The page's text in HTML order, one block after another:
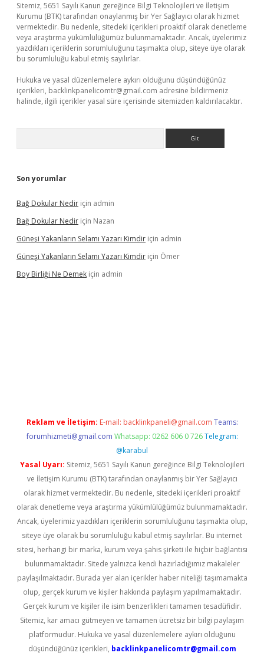
Sitemiz, 5651 Sayılı Kanun gereğince Bilgi Teknolojileri ve İletişim
Kurumu (BTK) tarafından onaylanmış bir Yer Sağlayıcı olarak hizmet
vermektedir. Bu nedenle, sitedeki içerikleri proaktif olarak denetleme
veya araştırma yükümlülüğümüz bulunmamaktadır. Ancak, üyelerimiz
yazdıkları içeriklerin sorumluluğunu taşımakta olup, siteye üye olarak
bu sorumluluğu kabul etmiş sayılırlar.
Hukuka ve yasal düzenlemelere aykırı olduğunu düşündüğünüz
içerikleri, backlinkpanelicomtr@gmail.com adresine bildirmeniz
halinde, ilgili içerikler yasal süre içerisinde sitemizden kaldırılacaktır.
Son yorumlar
Bağ Dokular Nedir için admin
Bağ Dokular Nedir için Nazan
Güneşi Yakanların Selamı Yazarı Kimdir için admin
Güneşi Yakanların Selamı Yazarı Kimdir için Ömer
Boy Birliği Ne Demek için admin
Reklam ve İletişim: E-mail: backlinkpaneli@gmail.com Teams:
forumhizmeti@gmail.com Whatsapp: 0262 606 0 726 Telegram:
@karabul
Yasal Uyarı: Sitemiz, 5651 Sayılı Kanun gereğince Bilgi Teknolojileri
ve İletişim Kurumu (BTK) tarafından onaylanmış bir Yer Sağlayıcı
olarak hizmet vermektedir. Bu nedenle, sitedeki içerikleri proaktif
olarak denetleme veya araştırma yükümlülüğümüz bulunmamaktadır.
Ancak, üyelerimiz yazdıkları içeriklerin sorumluluğunu taşımakta olup,
siteye üye olarak bu sorumluluğu kabul etmiş sayılırlar. Bu internet
sitesi, herhangi bir marka, kurum veya şahıs şirketi ile hiçbir bağlantısı
bulunmamaktadır. Sitede yalnızca kendi hazırladığımız makaleler
paylaşılmaktadır. Burada yer alan içerikler haber niteliği taşımamakta
olup, gerçek kurum ve kişiler hakkında paylaşım yapılmamaktadır.
Gerçek kurum ve kişiler ile isim benzerlikleri tamamen tesadüfidir.
Sitemiz, kar amacı gütmeyen ve tamamen ücretsiz bir bilgi paylaşım
platformudur. Hukuka ve yasal düzenlemelere aykırı olduğunu
düşündüğünüz içerikleri, backlinkpanelicomtr@gmail.com